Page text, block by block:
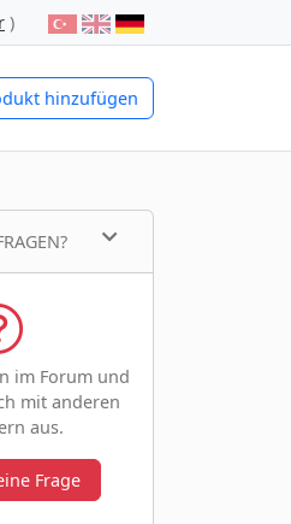
)
hinzufügen
im Forum und
mit anderen
aus.
Frage